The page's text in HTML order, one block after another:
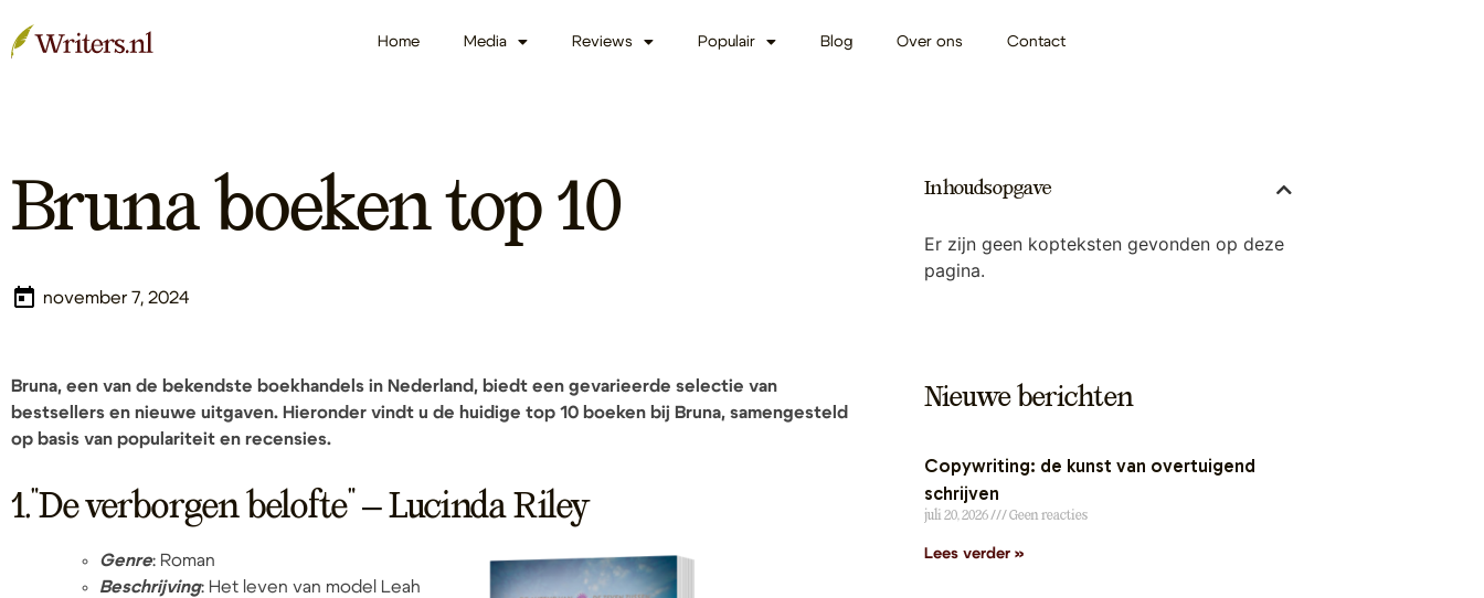
Home Media Reviews Populair Blog Over ons Contact
Bruna boeken top 10
november 7, 2024
Bruna, een van de bekendste boekhandels in Nederland, biedt een gevarieerde selectie van
bestsellers en nieuwe uitgaven. Hieronder vindt u de huidige top 10 boeken bij Bruna, samengesteld
op basis van populariteit en recensies.
1."De verborgen belofte" – Lucinda Riley
Genre: Roman
Beschrijving: Het leven van model Leah
Inhoudsopgave
Er zijn geen kopteksten gevonden op deze
pagina.
Nieuwe berichten
Copywriting: de kunst van overtuigend
schrijven
juli 20, 2026 Geen reacties
Lees verder »